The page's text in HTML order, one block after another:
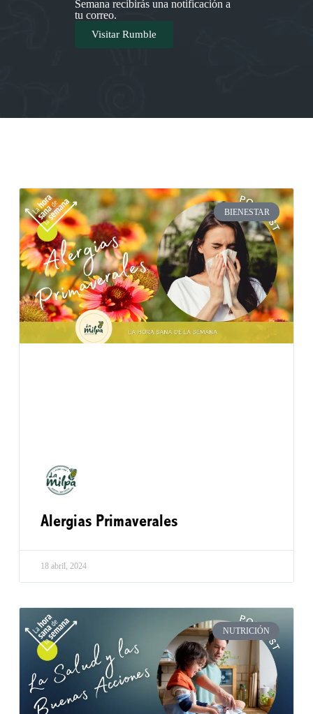
Semana recibirás una notificación a
tu correo.
Visitar Rumble
BIENESTAR
Alergias Primaverales
18 abril, 2024
NUTRICIÓN